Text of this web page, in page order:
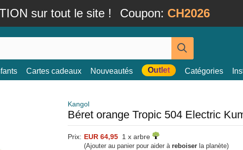
sur tout le site ! Coupon: CH2026
Cartes cadeaux Nouveautés Outlet Catégories
Kangol
Béret orange Tropic 504 Electric
Prix: EUR 64,95 1 x arbre
(Ajouter au panier pour aider à reboiser la planète)